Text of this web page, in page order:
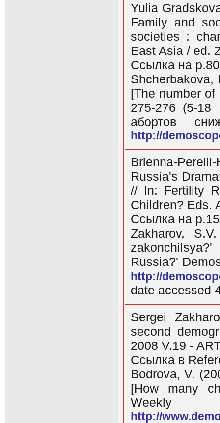
Yulia
Family and
societies :
East Asia / ed.
Ссылка на
Shcherbakova,
[The number
275-276 (5-18
абортов
http://
Brienna-
Russia's
// In: Fertility
Children? Eds.
Ссылка на
Zakharov,
Russia?'
http://
date accessed
Sergei
second
2008 V.19 -
Ссылка в
Bodrova, V.
[How many
http://